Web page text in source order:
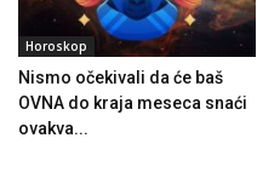
Horoskop
Nismo očekivali da će baš
OVNA do kraja meseca snaći
ovakva...